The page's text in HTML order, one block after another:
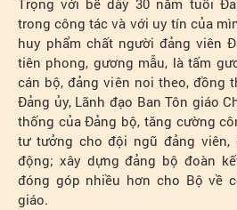
Trọng với bề dày 30 năm tuổi
trong công tác và với uy tín của
huy phẩm chất người đảng viên
tiên phong, gương mẫu, là tấm
cán bộ, đảng viên noi theo, đồng
Đảng ủy, Lãnh đạo Ban Tôn giáo
thống của Đảng bộ, tăng cường
tư tưởng cho đội ngũ đảng viên,
động; xây dựng đảng bộ đoàn
đóng góp nhiều hơn cho Bộ về
giáo.